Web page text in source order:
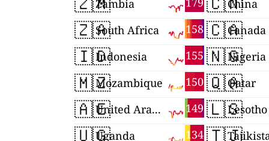
Zambia
🇿🇦 158
South Africa
🇮🇩 155
Indonesia
🇲🇿 150
Mozambique
🇦🇪 149
United Arab Emirates
🇺🇬 134
Uganda
China
🇨🇦Canada
🇳🇬Nigeria
🇶🇦Qatar
🇱🇸Lesotho
🇹🇯